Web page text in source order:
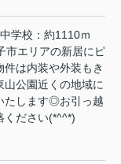
学校：約1110ｍ
市エリアの新居にピ
は内装や外装もき
公園近くの地域に
たします◎お引っ越
ください(*^^*)